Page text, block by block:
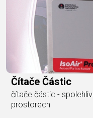
Čítače Částic
čítače částic -
prostorech